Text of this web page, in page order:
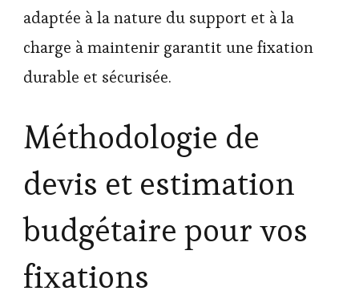
adaptée à la nature du support et à la
charge à maintenir garantit une fixation
durable et sécurisée.
Méthodologie de
devis et estimation
budgétaire pour vos
fixations